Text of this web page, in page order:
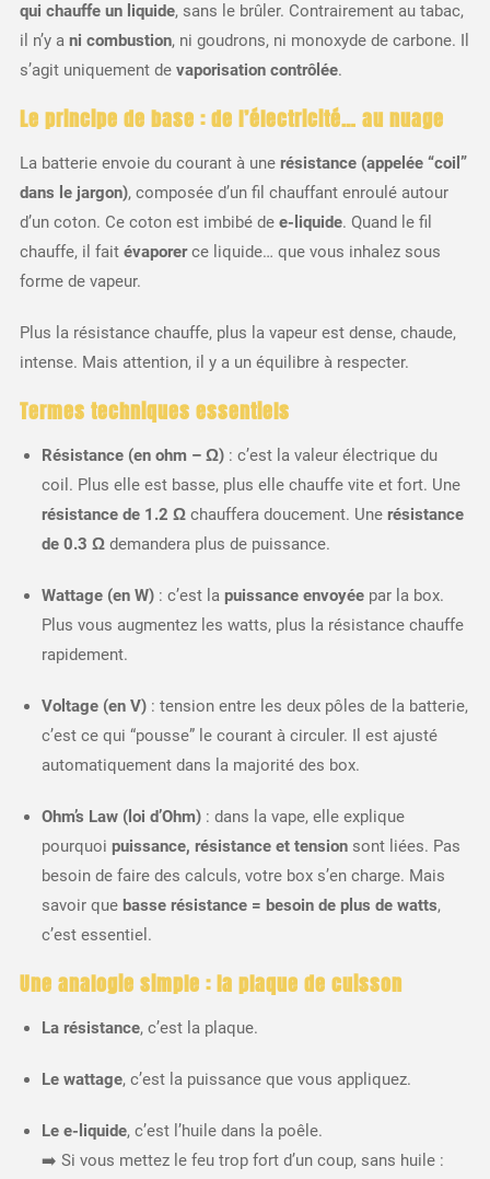
qui chauffe un liquide, sans le brûler. Contrairement au tabac,
il n’y a ni combustion, ni goudrons, ni monoxyde de carbone. Il
s’agit uniquement de vaporisation contrôlée.
Le principe de base : de l’électricité… au nuage
La batterie envoie du courant à une résistance (appelée “coil”
dans le jargon), composée d’un fil chauffant enroulé autour
d’un coton. Ce coton est imbibé de e-liquide. Quand le fil
chauffe, il fait évaporerce liquide… que vous inhalez sous
forme de vapeur.
Plus la résistance chauffe, plus la vapeur est dense, chaude,
intense. Mais attention, il y a un équilibre à respecter.
Termes techniques essentiels
Résistance (en ohm – Ω): c’est la valeur électrique du
coil. Plus elle est basse, plus elle chauffe vite et fort. Une
résistance de 1.2 Ωchauffera doucement. Une résistance
de 0.3 Ωdemandera plus de puissance.
Wattage (en W): c’est la puissance envoyéepar la box.
Plus vous augmentez les watts, plus la résistance chauffe
rapidement.
Voltage (en V): tension entre les deux pôles de la batterie,
c’est ce qui “pousse” le courant à circuler. Il est ajusté
automatiquement dans la majorité des box.
Ohm’s Law (loi d’Ohm): dans la vape, elle explique
pourquoi puissance, résistance et tensionsont liées. Pas
besoin de faire des calculs, votre box s’en charge. Mais
savoir que basse résistance = besoin de plus de watts,
c’est essentiel.
Une analogie simple : la plaque de cuisson
La résistance, c’est la plaque.
Le wattage, c’est la puissance que vous appliquez.
Le e-liquide, c’est l’huile dans la poêle.
➡️ Si vous mettez le feu trop fort d’un coup, sans huile :